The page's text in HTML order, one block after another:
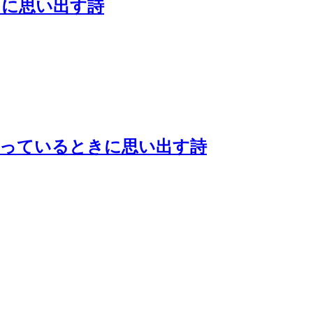
思い出す詩
ているときに思い出す詩